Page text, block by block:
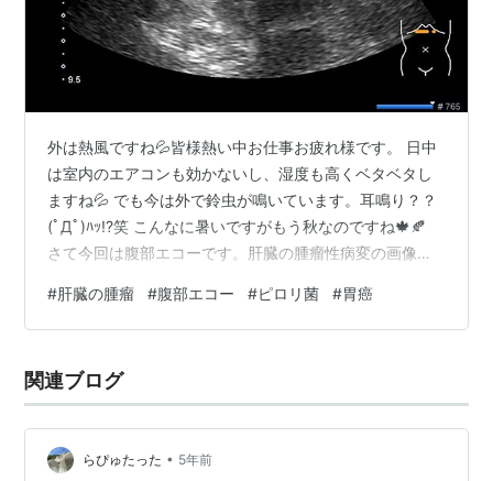
外は熱風ですね💦皆様熱い中お仕事お疲れ様です。 日中
は室内のエアコンも効かないし、湿度も高くベタベタし
ますね💦 でも今は外で鈴虫が鳴いています。耳鳴り？？
(ﾟДﾟ)ﾊｯ!?笑 こんなに暑いですがもう秋なのですね🍁🍂
さて今回は腹部エコーです。肝臓の腫瘤性病変の画像に
出していて一見HCCのような印象ですが、右葉側の腫瘤
がない部位（背景肝）は実質が綺麗です。腫瘤は高エコ
見られます。 もともとクリニックで糖尿病のフォローを
されてた方で、採血にて肝機能障害を指摘され精査に来
#肝臓の腫瘤 #腹部エコー #ピロリ菌 #胃癌
関連ブログ
らぴゅたった • 5年前